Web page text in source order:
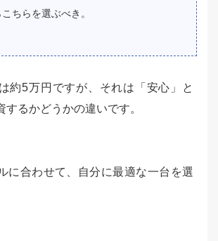
ちらを選ぶべき。
約5万円ですが、それは「安心」と
するかどうかの違いです。
に合わせて、自分に最適な一台を選